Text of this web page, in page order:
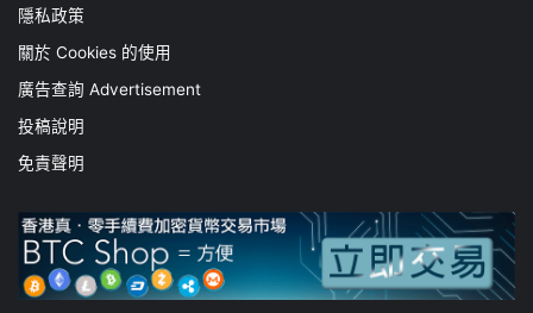
隱私政策
關於 Cookies 的使用
廣告查詢 Advertisement
投稿說明
免責聲明